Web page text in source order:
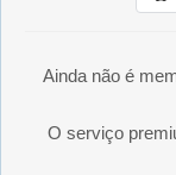
Ainda não é
O serviço